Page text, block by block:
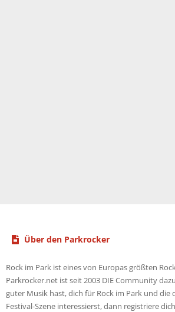
Über den Parkrocker
Rock im Park ist eines von Europas größten
Parkrocker.net ist seit 2003 DIE Community
guter Musik hast, dich für Rock im Park und die
Festival-Szene interessierst, dann registriere